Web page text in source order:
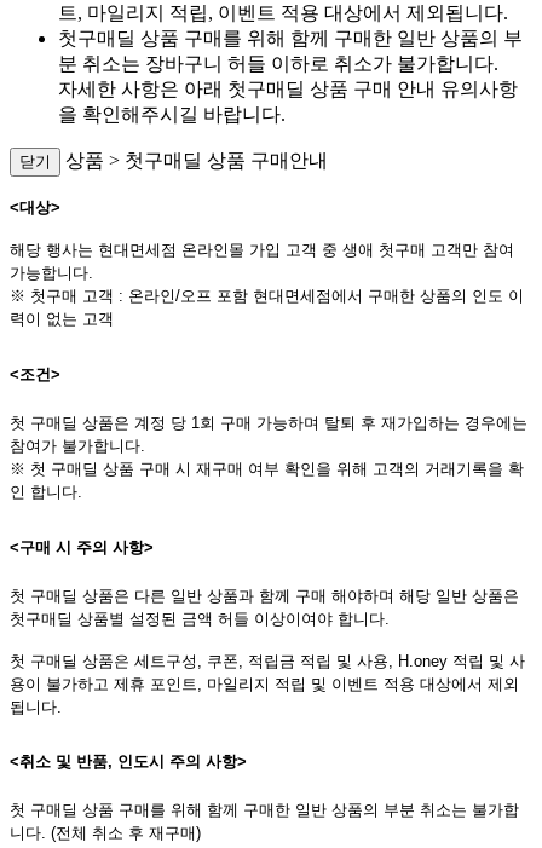
트, 마일리지 적립, 이벤트 적용 대상에서 제외됩니다.
첫구매딜 상품 구매를 위해 함께 구매한 일반 상품의 부
분 취소는 장바구니 허들 이하로 취소가 불가합니다.
자세한 사항은 아래 첫구매딜 상품 구매 안내 유의사항
을 확인해주시길 바랍니다.
닫기 상품 > 첫구매딜 상품 구매안내
<대상>
해당 행사는 현대면세점 온라인몰 가입 고객 중 생애 첫구매 고객만 참여
가능합니다.
※ 첫구매 고객 : 온라인/오프 포함 현대면세점에서 구매한 상품의 인도 이
력이 없는 고객
<조건>
첫 구매딜 상품은 계정 당 1회 구매 가능하며 탈퇴 후 재가입하는 경우에는
참여가 불가합니다.
※ 첫 구매딜 상품 구매 시 재구매 여부 확인을 위해 고객의 거래기록을 확
인 합니다.
<구매 시 주의 사항>
첫 구매딜 상품은 다른 일반 상품과 함께 구매 해야하며 해당 일반 상품은
첫구매딜 상품별 설정된 금액 허들 이상이여야 합니다.
첫 구매딜 상품은 세트구성, 쿠폰, 적립금 적립 및 사용, H.oney 적립 및 사
용이 불가하고 제휴 포인트, 마일리지 적립 및 이벤트 적용 대상에서 제외
됩니다.
<취소 및 반품, 인도시 주의 사항>
첫 구매딜 상품 구매를 위해 함께 구매한 일반 상품의 부분 취소는 불가합
니다. (전체 취소 후 재구매)